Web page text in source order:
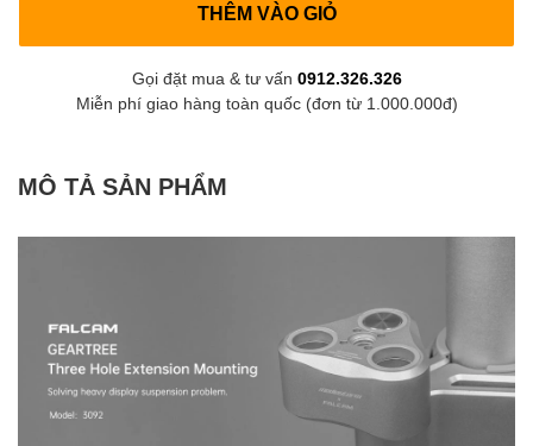
THÊM VÀO GIỎ
Gọi đặt mua & tư vấn 0912.326.326
Miễn phí giao hàng toàn quốc (đơn từ 1.000.000đ)
MÔ TẢ SẢN PHẨM